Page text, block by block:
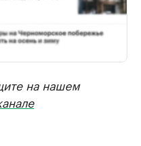
на нашем